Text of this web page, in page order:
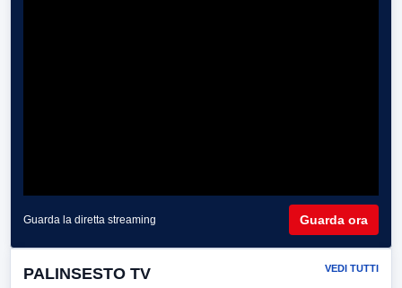
Guarda la diretta streaming Guarda ora
PALINSESTO TV VEDI TUTTI